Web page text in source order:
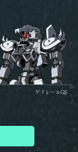
ゲイレールGS